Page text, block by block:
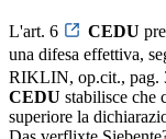
L'art. 6 CEDU
una difesa effettiva,
RIKLIN, op.cit., pag.
CEDU stabilisce che
superiore la